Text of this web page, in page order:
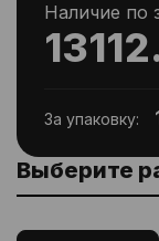
Наличие по
За упаковку:
Выберите